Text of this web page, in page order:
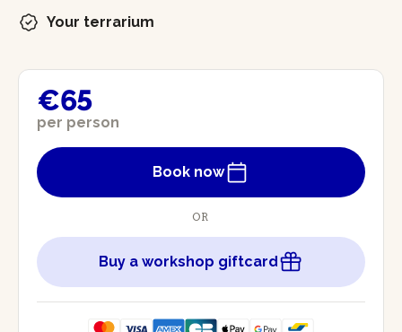
Your terrarium
€65
per person
Book now
OR
Buy a workshop giftcard